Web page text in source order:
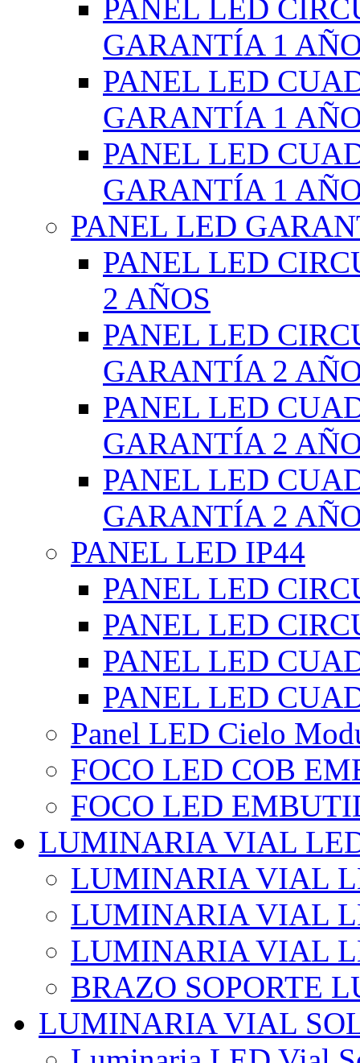
PANEL LED
GARANTÍA 1
PANEL LED
GARANTÍA 1
PANEL LED
GARANTÍA 1
PANEL LED
PANEL LED
2 AÑOS
PANEL LED
GARANTÍA 2
PANEL LED
GARANTÍA 2
PANEL LED
GARANTÍA 2
PANEL LED IP44
PANEL LED
PANEL LED
PANEL LED
PANEL LED
Panel LED Cielo
FOCO LED COB
FOCO LED
LUMINARIA VIAL
LUMINARIA VIAL
LUMINARIA VIAL
LUMINARIA VIAL
BRAZO SOPORTE
LUMINARIA VIAL